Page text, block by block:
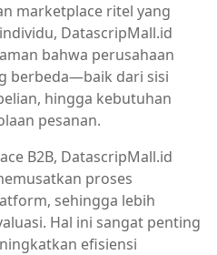
marketplace ritel yang
DatascripMall.id
bahwa perusahaan
berbeda—baik dari sisi
hingga kebutuhan
pesanan.
B2B, DatascripMall.id
proses
sehingga lebih
Hal ini sangat penting
efisiensi